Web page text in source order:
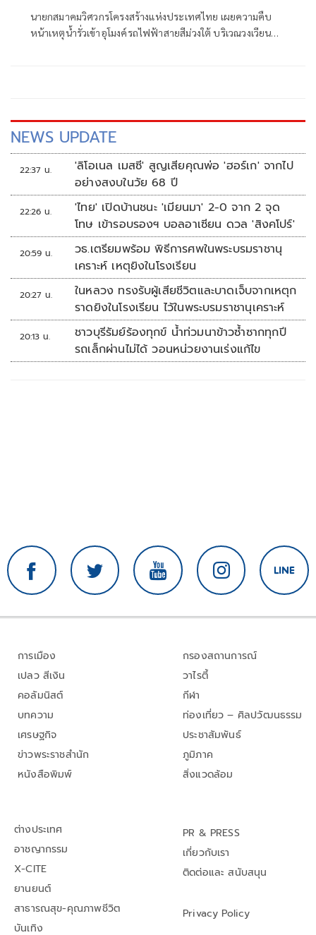
นายกสมาคมวิศวกรโครงสร้างแห่งประเทศไทย เผยความคืบ
หน้าเหตุน้ำรั่วเข้าอุโมงค์รถไฟฟ้าสายสีม่วงใต้ บริเวณวงเวียน
NEWS UPDATE
22:37 น.
'ลิโอเนล เมสซี' สูญเสียคุณพ่อ 'ฮอร์เก' จากไป
อย่างสงบในวัย 68 ปี
22:26 น.
'ไทย' เปิดบ้านชนะ 'เมียนมา' 2-0 จาก 2 จุด
โทษ เข้ารอบรองฯ บอลอาเซียน ดวล 'สิงคโปร์'
20:59 น.
วธ.เตรียมพร้อม พิธีการศพในพระบรมราชานุ
เคราะห์ เหตุยิงในโรงเรียน
20:27 น.
ในหลวง ทรงรับผู้เสียชีวิตและบาดเจ็บจากเหตุก
ราดยิงในโรงเรียน ไว้ในพระบรมราชานุเคราะห์
20:13 น.
ชาวบุรีรัมย์ร้องทุกข์ น้ำท่วมนาข้าวซ้ำซากทุกปี
รถเล็กผ่านไม่ได้ วอนหน่วยงานเร่งแก้ไข
การเมือง
เปลว สีเงิน
คอลัมนิสต์
บทความ
เศรษฐกิจ
ข่าวพระราชสำนัก
หนังสือพิมพ์
กรองสถานการณ์
วาไรตี้
กีฬา
ท่องเที่ยว – ศิลปวัฒนธรรม
ประชาสัมพันธ์
ภูมิภาค
สิ่งแวดล้อม
ต่างประเทศ
อาชญากรรม
X-CITE
ยานยนต์
สาธารณสุข-คุณภาพชีวิต
บันเทิง
PR & PRESS
เกี่ยวกับเรา
ติดต่อและ สนับสนุน
Privacy Policy